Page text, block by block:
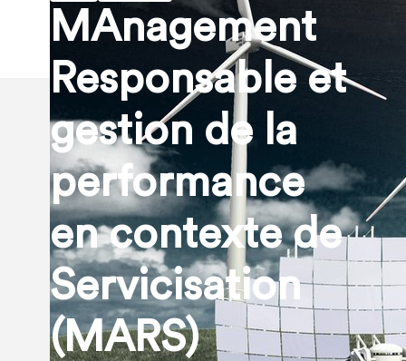
MAnagement
Responsable et
gestion de la
performance
en contexte de
Servicisation
(MARS)